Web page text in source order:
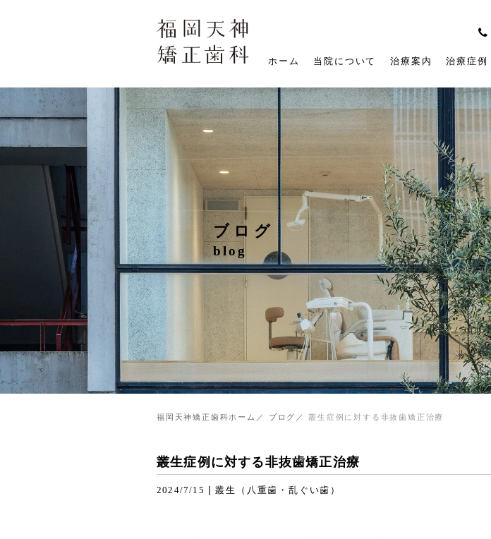
ホーム 当院について 治療案内 治療症例
ブログ
blog
福岡天神矯正歯科ホーム ブログ 叢生症例に対する非抜歯矯正治療
叢生症例に対する非抜歯矯正治療
2024/7/15 |叢生（八重歯・乱ぐい歯）